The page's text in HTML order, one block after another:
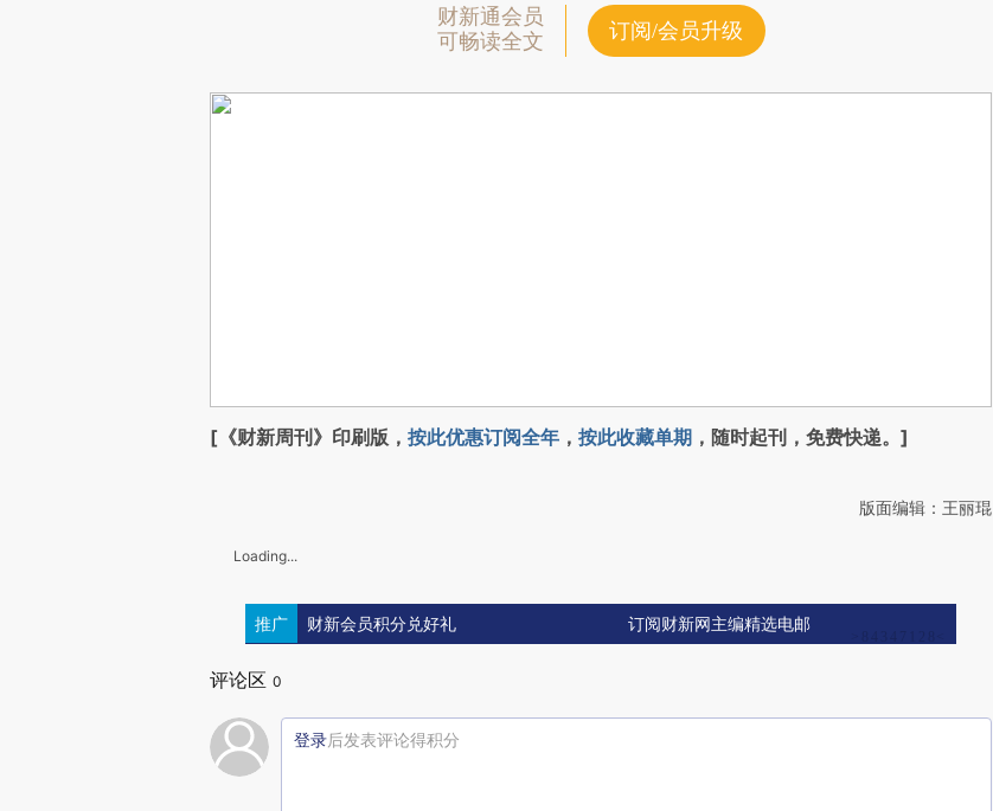
财新通会员
可畅读全文
订阅/会员升级
[《财新周刊》印刷版， 按此优惠订阅全年 ， 按此收藏单期 ，随时起刊，免费快递。]
版面编辑：王丽琨
Loading...
推广 财新会员积分兑好礼 订阅财新网主编精选电邮
评论区 0
登录后发表评论得积分